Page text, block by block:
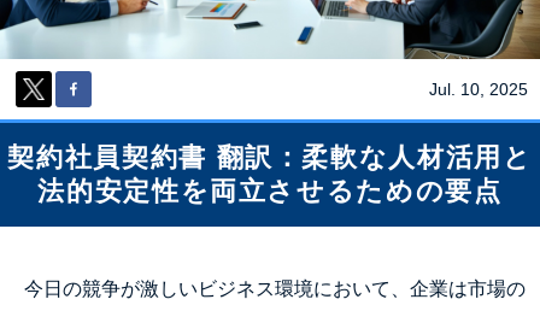
Jul. 10, 2025
契約社員契約書 翻訳：柔軟な人材活用と
法的安定性を両立させるための要点
今日の競争が激しいビジネス環境において、企業は市場の